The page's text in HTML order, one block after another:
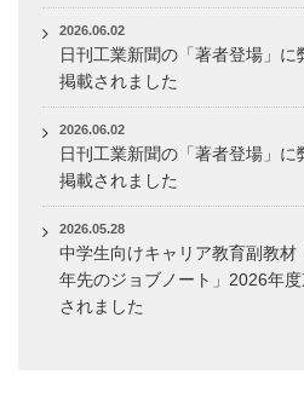
2026.06.02
日刊工業新聞の「著者登場」
掲載されました
2026.06.02
日刊工業新聞の「著者登場」
掲載されました
2026.05.28
中学生向けキャリア教育副教
年先のジョブノート」2026年
されました